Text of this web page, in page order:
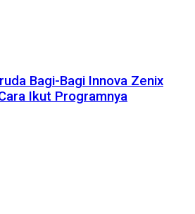
Bagi-Bagi Innova Zenix
Ikut Programnya